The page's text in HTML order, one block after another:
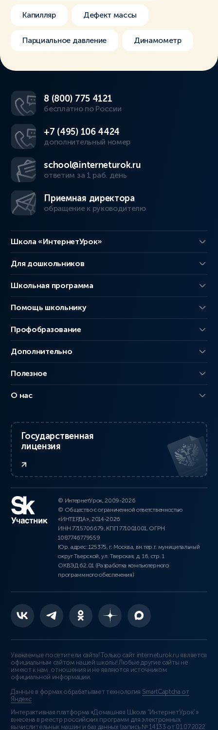
Капилляр Дефект массы
Парциальное давление Динамометр
8 (800) 775 4121
бесплатно по России
+7 (495) 106 4424
дополнительный номер
school@interneturok.ru
ответим за 1 раб. день
Приемная директора
обращение к руководителю
Школа «ИнтернетУрок»
Для дошкольников
Школьная программа
Помощь школьнику
Профобразование
Дополнительно
Полезное
О нас
Государственная
лицензия
© ИнтернетУрок, 2009-2026
© Общество с ограниченной ответственностью
«ИНТЕРДА», 2014-2026
ИНН 7715706679, КПП 771001001, ОГРН
1087746779559
Юр. адрес: 125375, г. Москва, вн.тер.г. муниципальный
округ Тверской, ул. Тверская, д. 16, стр. 1
ОКВЭД 62.01 (Разработка компьютерного
программного обеспечения)
Уважаемые посетители сайта! Только сайт interneturok.ru является
официальным сайтом нашей школы! Любые другие сайты не
имеют к нам отношения и не являются источником
официальной информации.
Данные в формах обрабатывает технология SmartCaptcha от
Яндекс
Интерактивная платформа «Домашняя Школа “ИнтернетУрок”»
внесена в реестр российских программ для электронных
вычислительных машин и баз данных (запись № 14133 от 01.07.2022